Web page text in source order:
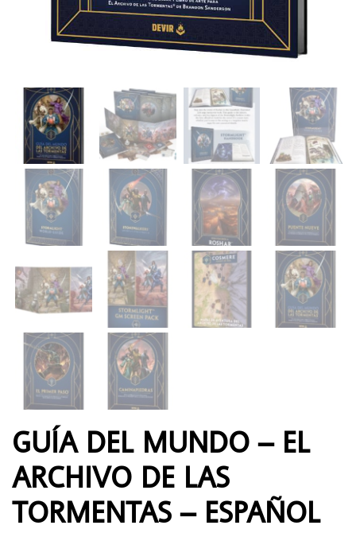
GUÍA DEL MUNDO – EL
ARCHIVO DE LAS
TORMENTAS – ESPAÑOL